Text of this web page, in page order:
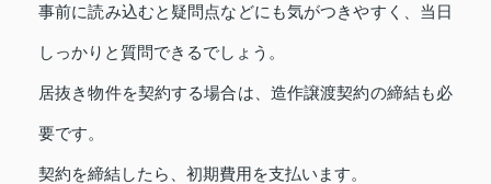
事前に読み込むと疑問点などにも気がつきやすく、当日
しっかりと質問できるでしょう。
居抜き物件を契約する場合は、造作譲渡契約の締結も必
要です。
契約を締結したら、初期費用を支払います。